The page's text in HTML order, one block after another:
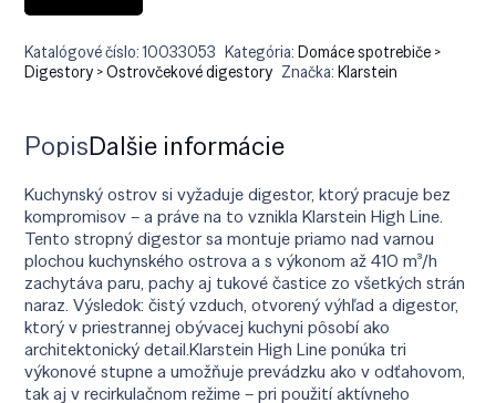
Katalógové číslo:10033053 Kategória:Domáce spotrebiče >
Digestory > Ostrovčekové digestory Značka:Klarstein
PopisĎalšie informácie
Kuchynský ostrov si vyžaduje digestor, ktorý pracuje bez
kompromisov – a práve na to vznikla Klarstein High Line.
Tento stropný digestor sa montuje priamo nad varnou
plochou kuchynského ostrova a s výkonom až 410 m³/h
zachytáva paru, pachy aj tukové častice zo všetkých strán
naraz. Výsledok: čistý vzduch, otvorený výhľad a digestor,
ktorý v priestrannej obývacej kuchyni pôsobí ako
architektonický detail.Klarstein High Line ponúka tri
výkonové stupne a umožňuje prevádzku ako v odťahovom,
tak aj v recirkulačnom režime – pri použití aktívneho